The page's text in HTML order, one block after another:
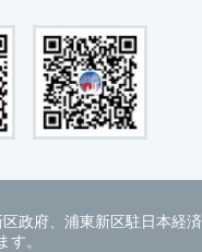
政府、浦東新区駐日本経済
す。